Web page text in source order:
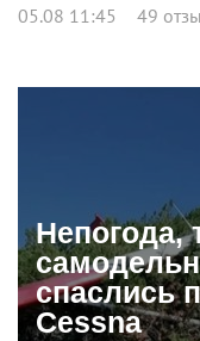
05.08 11:45 49
Непогода,
спаслись
Cessna